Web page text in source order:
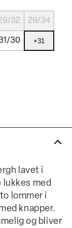
32 29/34
30 +31
lavet i
lukkes med
lommer i
knapper.
og bliver